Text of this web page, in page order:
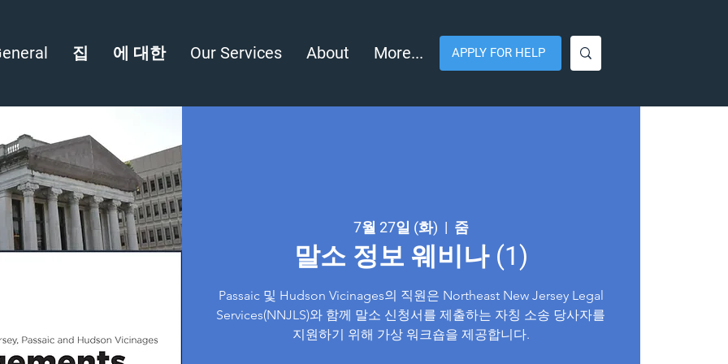
집 에 대한 Our Services About More... APPLY FOR HELP
7월 27일 (화)
  |
줌
말소 정보 웨비나 (1)
Passaic 및 Hudson Vicinages의 직원은 Northeast New Jersey Legal
Services(NNJLS)와 함께 말소 신청서를 제출하는 자칭 소송 당사자를
지원하기 위해 가상 워크숍을 제공합니다.